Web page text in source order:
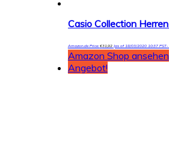
Amazon.de Price:€31,92(as of 18/03/2020 10:37 PST-
Amazon Shop ansehen
Angebot!